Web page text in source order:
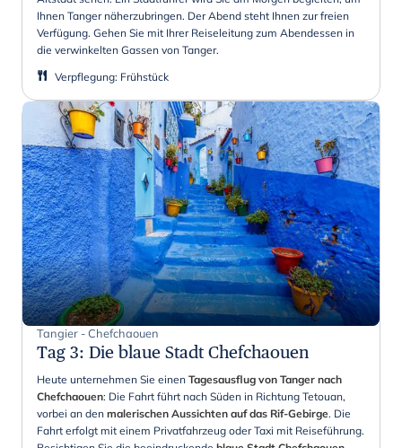
Ihnen Tanger näherzubringen. Der Abend steht Ihnen zur freien
Verfügung. Gehen Sie mit Ihrer Reiseleitung zum Abendessen in
die verwinkelten Gassen von Tanger.
Verpflegung: Frühstück
Tangier - Chefchaouen
Tag 3: Die blaue Stadt Chefchaouen
Heute unternehmen Sie einen Tagesausflug von Tanger nach
Chefchaouen: Die Fahrt führt nach Süden in Richtung Tetouan,
vorbei an den malerischen Aussichten auf das Rif-Gebirge. Die
Fahrt erfolgt mit einem Privatfahrzeug oder Taxi mit Reiseführung.